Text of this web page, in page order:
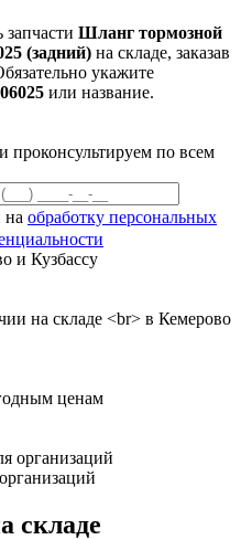
Шланг тормозной
(задний) на складе, заказав
укажите
или название.
проконсультируем по всем
на обработку персональных
складе